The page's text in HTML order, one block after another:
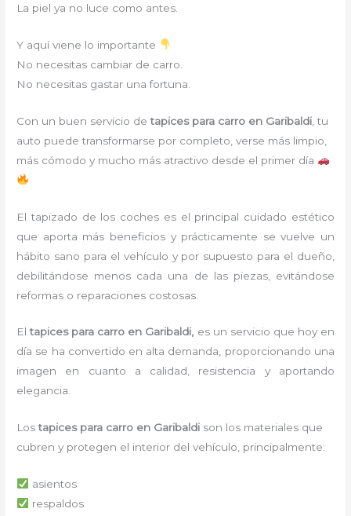
La piel ya no luce como antes.
Y aquí viene lo importante
No necesitas cambiar de carro.
No necesitas gastar una fortuna.
Con un buen servicio detapices para carro en Garibaldi , tu
auto puede transformarse por completo, verse más limpio,
más cómodo y mucho más atractivo desde el primer día
El tapizado de los coches es el principal cuidado estético
que aporta más beneficios y prácticamente se vuelve un
hábito sano para el vehículo y por supuesto para el dueño,
debilitándose menos cada una de las piezas, evitándose
reformas o reparaciones costosas.
El tapices para carro en Garibaldi, es un servicio que hoy en
día se ha convertido en alta demanda, proporcionando una
imagen en cuanto a calidad, resistencia y aportando
elegancia.
Lostapices para carro en Garibaldi son los materiales que
cubren y protegen el interior del vehículo, principalmente:
asientos
respaldos